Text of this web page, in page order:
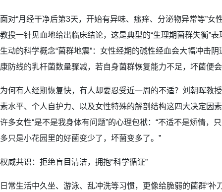
面对“月经干净后第3天，开始有异味、瘙痒、分泌物异常等”女
教授一针见血地给出临床结论，这是典型的“生理期菌群失衡”
生动的科学概念“菌群地震”：女性经期的碱性经血会大幅冲击
康防线的乳杆菌数量骤减，若自身菌群恢复能力不足，坏菌便
为何有人经期恢复快，有人却要忍受近一周的不适？刘朝晖教
素水平、个人自护力、以及女性特殊的解剖结构这四大决定因
许多女性“是不是我身体有问题”的心理包袱：“不适不是矫情，
多只是小花园里的好菌变少了，坏菌变多了。”
权威共识：拒绝盲目清洁，拥抱“科学循证”
日常生活中久坐、游泳、乱冲洗等习惯，更像给脆弱的菌群“补